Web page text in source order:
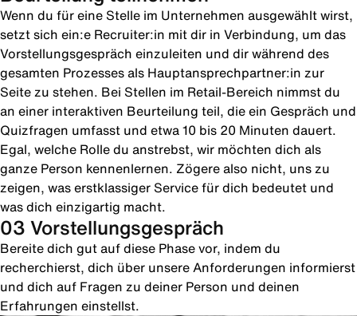
Wenn du für eine Stelle im Unternehmen ausgewählt wirst,
setzt sich ein:e Recruiter:in mit dir in Verbindung, um das
Vorstellungsgespräch einzuleiten und dir während des
gesamten Prozesses als Hauptansprechpartner:in zur
Seite zu stehen. Bei Stellen im Retail-Bereich nimmst du
an einer interaktiven Beurteilung teil, die ein Gespräch und
Quizfragen umfasst und etwa 10 bis 20 Minuten dauert.
Egal, welche Rolle du anstrebst, wir möchten dich als
ganze Person kennenlernen. Zögere also nicht, uns zu
zeigen, was erstklassiger Service für dich bedeutet und
was dich einzigartig macht.
03 Vorstellungsgespräch
Bereite dich gut auf diese Phase vor, indem du
recherchierst, dich über unsere Anforderungen informierst
und dich auf Fragen zu deiner Person und deinen
Erfahrungen einstellst.